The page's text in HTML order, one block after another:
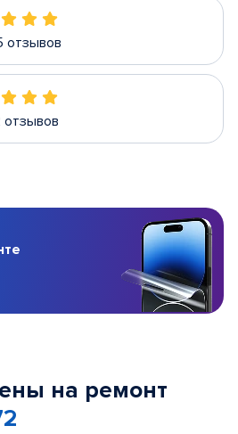
отзывов
отзывов
на ремонт